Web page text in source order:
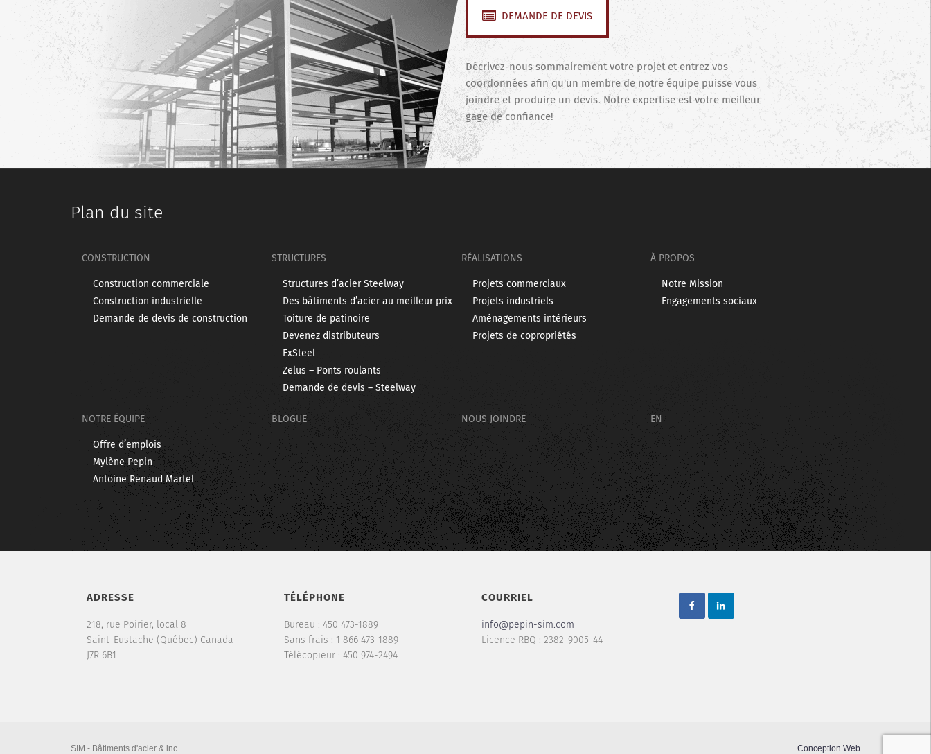
DEMANDE DE DEVIS
Décrivez-nous sommairement votre projet et entrez vos
coordonnées afin qu'un membre de notre équipe puisse vous
joindre et produire un devis. Notre expertise est votre meilleur
gage de confiance!
Plan du site
CONSTRUCTION
Construction commerciale
Construction industrielle
Demande de devis de construction
STRUCTURES
Structures d’acier Steelway
Des bâtiments d’acier au meilleur prix
Toiture de patinoire
Devenez distributeurs
ExSteel
Zelus – Ponts roulants
Demande de devis – Steelway
RÉALISATIONS
Projets commerciaux
Projets industriels
Aménagements intérieurs
Projets de copropriétés
À PROPOS
Notre Mission
Engagements sociaux
NOTRE ÉQUIPE
Offre d’emplois
Mylène Pepin
Antoine Renaud Martel
BLOGUE NOUS JOINDRE EN
ADRESSE
218, rue Poirier, local 8
Saint-Eustache (Québec) Canada
J7R 6B1
TÉLÉPHONE
Bureau : 450 473-1889
Sans frais : 1 866 473-1889
Télécopieur : 450 974-2494
COURRIEL
info@pepin-sim.com
Licence RBQ : 2382-9005-44
SIM - Bâtiments d'acier & inc. Conception Web